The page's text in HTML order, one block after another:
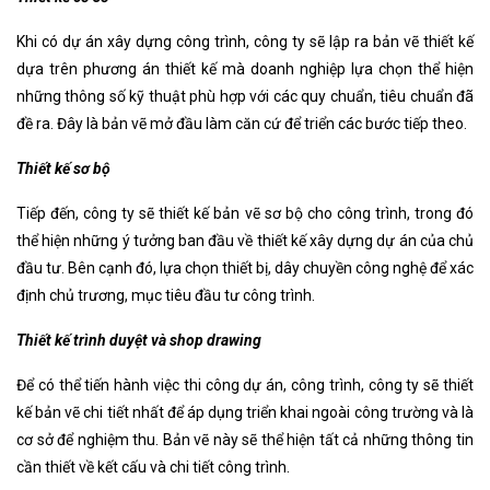
Khi có dự án xây dựng công trình, công ty sẽ lập ra bản vẽ thiết kế
dựa trên phương án thiết kế mà doanh nghiệp lựa chọn thể hiện
những thông số kỹ thuật phù hợp với các quy chuẩn, tiêu chuẩn đã
đề ra. Đây là bản vẽ mở đầu làm căn cứ để triển các bước tiếp theo.
Thiết kế sơ bộ
Tiếp đến, công ty sẽ thiết kế bản vẽ sơ bộ cho công trình, trong đó
thể hiện những ý tưởng ban đầu về thiết kế xây dựng dự án của chủ
đầu tư. Bên cạnh đó, lựa chọn thiết bị, dây chuyền công nghệ để xác
định chủ trương, mục tiêu đầu tư công trình.
Thiết kế trình duyệt và shop drawing
Để có thể tiến hành việc thi công dự án, công trình, công ty sẽ thiết
kế bản vẽ chi tiết nhất để áp dụng triển khai ngoài công trường và là
cơ sở để nghiệm thu. Bản vẽ này sẽ thể hiện tất cả những thông tin
cần thiết về kết cấu và chi tiết công trình.